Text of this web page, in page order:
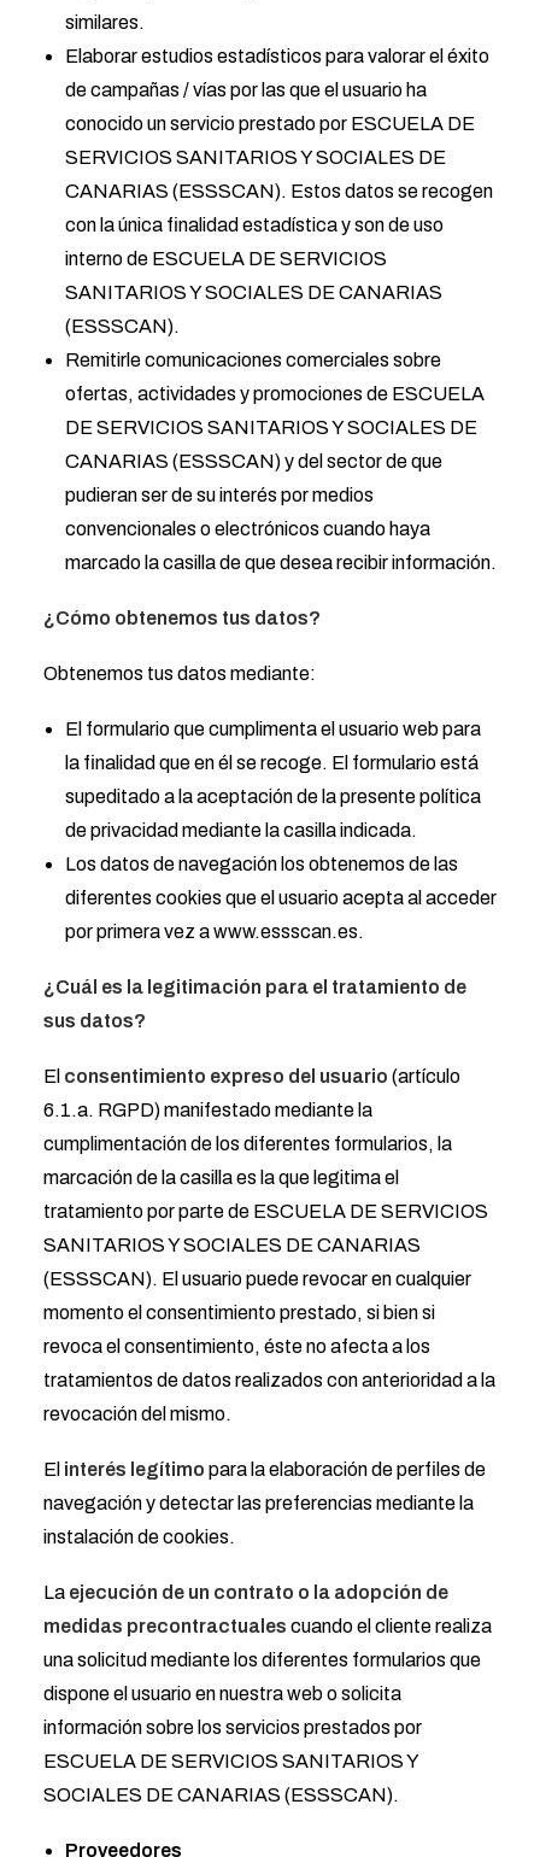
similares.
Elaborar estudios estadísticos para valorar el éxito
de campañas / vías por las que el usuario ha
conocido un servicio prestado por ESCUELA DE
SERVICIOS SANITARIOS Y SOCIALES DE
CANARIAS (ESSSCAN). Estos datos se recogen
con la única finalidad estadística y son de uso
interno de ESCUELA DE SERVICIOS
SANITARIOS Y SOCIALES DE CANARIAS
(ESSSCAN).
Remitirle comunicaciones comerciales sobre
ofertas, actividades y promociones de ESCUELA
DE SERVICIOS SANITARIOS Y SOCIALES DE
CANARIAS (ESSSCAN) y del sector de que
pudieran ser de su interés por medios
convencionales o electrónicos cuando haya
marcado la casilla de que desea recibir información.
¿Cómo obtenemos tus datos?
Obtenemos tus datos mediante:
El formulario que cumplimenta el usuario web para
la finalidad que en él se recoge. El formulario está
supeditado a la aceptación de la presente política
de privacidad mediante la casilla indicada.
Los datos de navegación los obtenemos de las
diferentes cookies que el usuario acepta al acceder
por primera vez a www.essscan.es.
¿Cuál es la legitimación para el tratamiento de
sus datos?
El consentimiento expreso del usuario (artículo
6.1.a. RGPD) manifestado mediante la
cumplimentación de los diferentes formularios, la
marcación de la casilla es la que legitima el
tratamiento por parte de ESCUELA DE SERVICIOS
SANITARIOS Y SOCIALES DE CANARIAS
(ESSSCAN). El usuario puede revocar en cualquier
momento el consentimiento prestado, si bien si
revoca el consentimiento, éste no afecta a los
tratamientos de datos realizados con anterioridad a la
revocación del mismo.
El interés legítimo para la elaboración de perfiles de
navegación y detectar las preferencias mediante la
instalación de cookies.
La ejecución de un contrato o la adopción de
medidas precontractuales cuando el cliente realiza
una solicitud mediante los diferentes formularios que
dispone el usuario en nuestra web o solicita
información sobre los servicios prestados por
ESCUELA DE SERVICIOS SANITARIOS Y
SOCIALES DE CANARIAS (ESSSCAN).
Proveedores